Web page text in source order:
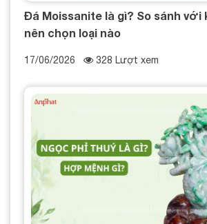
Đá Moissanite là gì? So sánh
nên chọn loại nào
17/06/2026 328 Lượt xem